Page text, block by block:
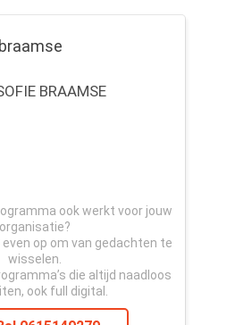
BRAAMSE
ook werkt voor jouw
organisatie?
op om van gedachten te
wisselen.
die altijd naadloos
ook full digital.